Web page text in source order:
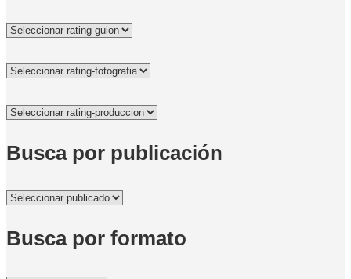
Busca por publicación
Busca por formato